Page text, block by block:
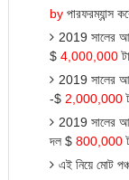
by পারফরম্যান্স
2019 সালের
$ 4,000,000
2019 সালের
-$ 2,000,000
2019 সালের
দল $ 800,000
এই নিয়ে মোট